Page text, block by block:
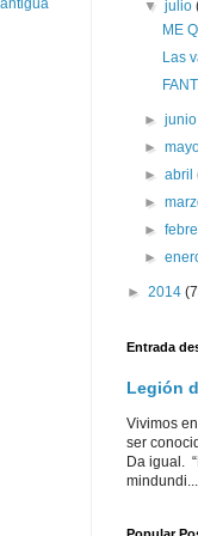
▼julio
ME
Las
►
►
►abril
►
►
►
► 2014
Entrada
Legión
Vivimos
ser
Da igual.
mindundi...